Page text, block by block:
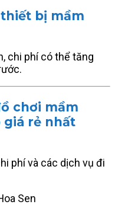
bị mầm
chi phí có thể tăng
chơi mầm
giá rẻ nhất
phí và các dịch vụ đi
Sen